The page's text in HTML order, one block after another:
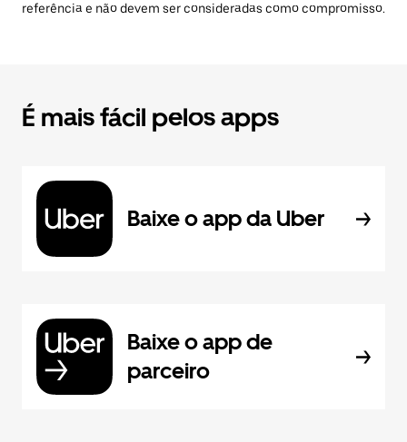
referência e não devem ser consideradas como compromisso.
É mais fácil pelos apps
Baixe o app da Uber
Baixe o app de
parceiro